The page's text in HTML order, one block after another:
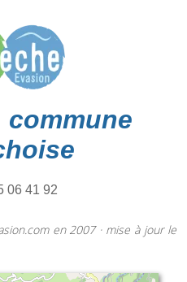
commune
06 41 92
en 2007 · mise à jour le